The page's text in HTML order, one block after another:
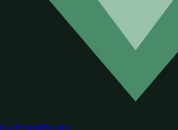
GAFHealthcare